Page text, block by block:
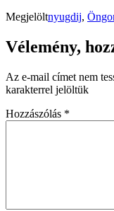
Megjelöltnyugdij,
Vélemény,
Az e-mail címet nem
karakterrel jelöltük
Hozzászólás *